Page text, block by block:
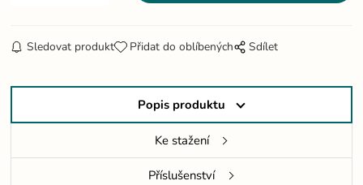
Sledovat produkt Přidat do oblíbených Sdílet
Popis produktu
Ke stažení
Příslušenství